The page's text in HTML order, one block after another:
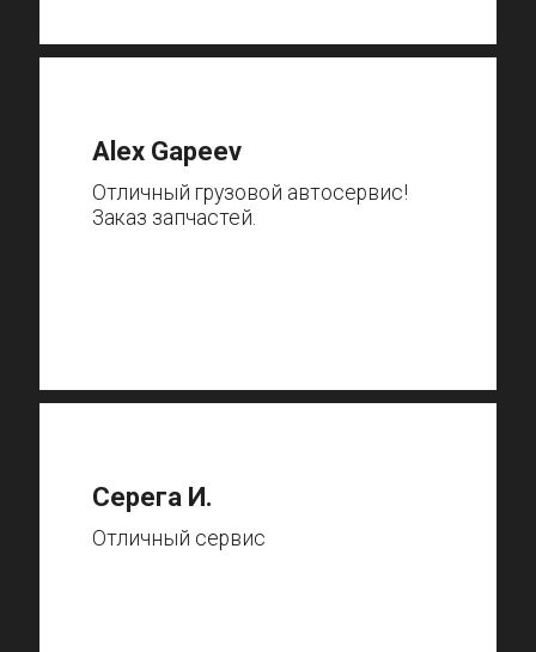
Alex Gapeev
Отличный грузовой автосервис!
Заказ запчастей.
Серега И.
Отличный сервис